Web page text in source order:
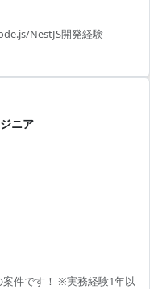
NestJS開発経験
ニア
案件です！ ※実務経験1年以